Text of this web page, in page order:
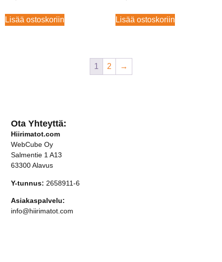
Lisää ostoskoriin Lisää ostoskoriin
1 2 →
Ota Yhteyttä:
Hiirimatot.com
WebCube Oy
Salmentie 1 A13
63300 Alavus
Y-tunnus: 2658911-6
Asiakaspalvelu:
info@hiirimatot.com